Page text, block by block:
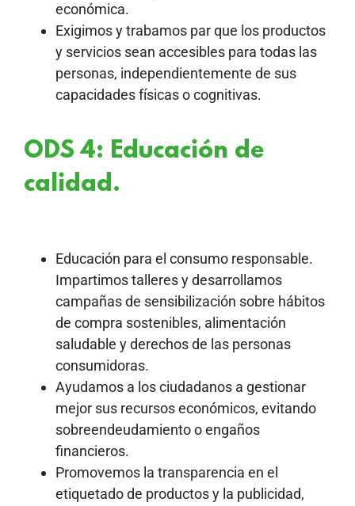
económica.
Exigimos y trabamos par que los productos
y servicios sean accesibles para todas las
personas, independientemente de sus
capacidades físicas o cognitivas.
ODS 4: Educación de
calidad.
Educación para el consumo responsable.
Impartimos talleres y desarrollamos
campañas de sensibilización sobre hábitos
de compra sostenibles, alimentación
saludable y derechos de las personas
consumidoras.
Ayudamos a los ciudadanos a gestionar
mejor sus recursos económicos, evitando
sobreendeudamiento o engaños
financieros.
Promovemos la transparencia en el
etiquetado de productos y la publicidad,